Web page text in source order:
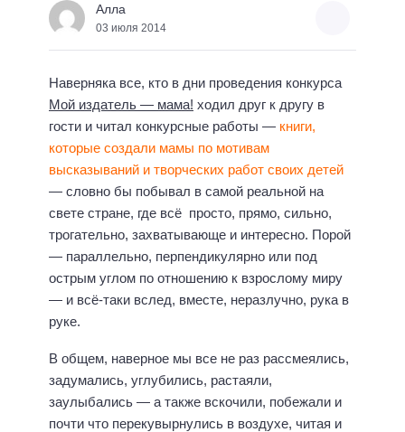
Алла
03 июля 2014
Наверняка все, кто в дни проведения конкурса
Мой издатель — мама! ходил друг к другу в
гости и читал конкурсные работы — книги,
которые создали мамы по мотивам
высказываний и творческих работ своих детей
— словно бы побывал в самой реальной на
свете стране, где всё просто, прямо, сильно,
трогательно, захватывающе и интересно. Порой
— параллельно, перпендикулярно или под
острым углом по отношению к взрослому миру
— и всё-таки вслед, вместе, неразлучно, рука в
руке.
В общем, наверное мы все не раз рассмеялись,
задумались, углубились, растаяли,
заулыбались — а также вскочили, побежали и
почти что перекувырнулись в воздухе, читая и